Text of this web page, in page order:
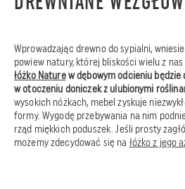
Wprowadzając drewno do sypialni,
powiew natury, której bliskości wielu z nas
łóżko Naturew dębowym odcieniu będzie
w otoczeniu doniczek z ulubionymi
wysokich nóżkach, mebel zyskuje
formy. Wygodę przebywania na nim
rząd miękkich poduszek. Jeśli prosty
możemy zdecydować się na łóżko z jego